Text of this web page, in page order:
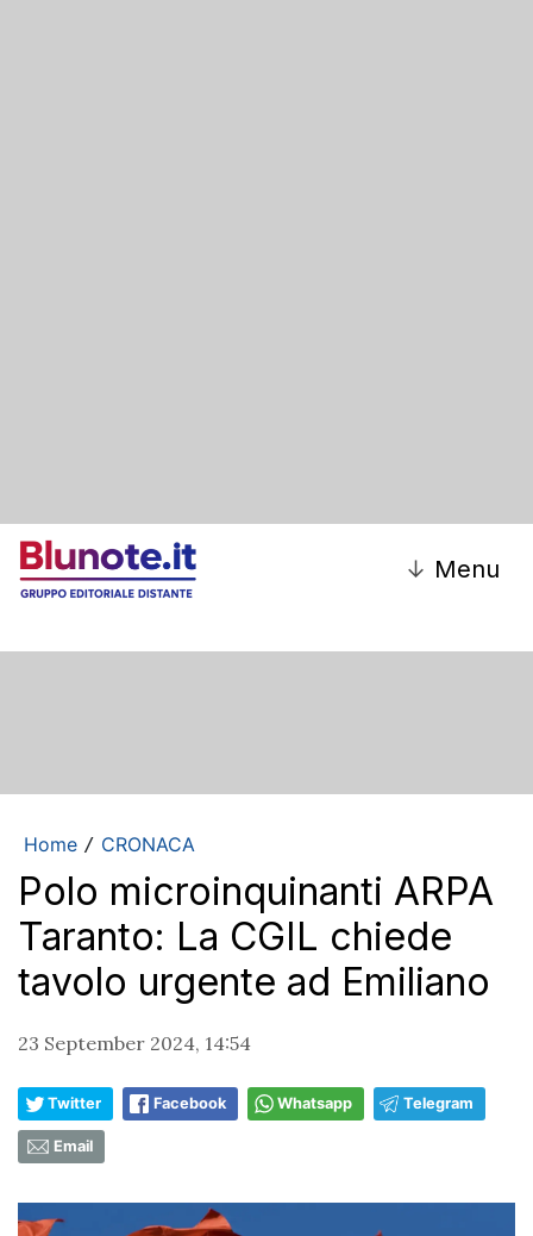
↓ Menu
Home / CRONACA
Polo microinquinanti ARPA
Taranto: La CGIL chiede
tavolo urgente ad Emiliano
23 September 2024, 14:54
Twitter Facebook Whatsapp Telegram
Email